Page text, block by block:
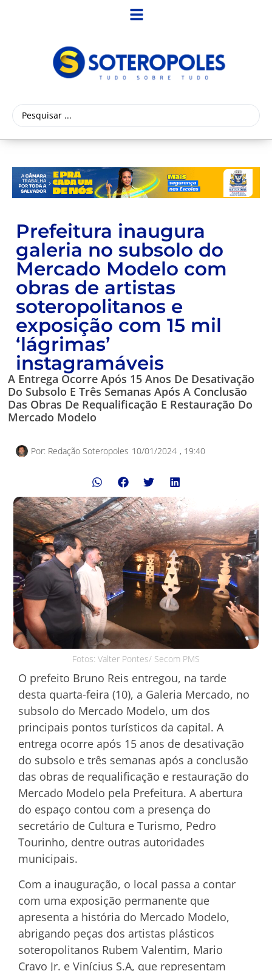
Prefeitura inaugura
galeria no subsolo do
Mercado Modelo com
obras de artistas
soteropolitanos e
exposição com 15 mil
‘lágrimas’
instagramáveis
A Entrega Ocorre Após 15 Anos De Desativação
Do Subsolo E Três Semanas Após A Conclusão
Das Obras De Requalificação E Restauração Do
Mercado Modelo
Por: Redação Soteropoles 10/01/2024 , 19:40
Fotos: Valter Pontes/ Secom PMS
O prefeito Bruno Reis entregou, na tarde
desta quarta-feira (10), a Galeria Mercado, no
subsolo do Mercado Modelo, um dos
principais pontos turísticos da capital. A
entrega ocorre após 15 anos de desativação
do subsolo e três semanas após a conclusão
das obras de requalificação e restauração do
Mercado Modelo pela Prefeitura. A abertura
do espaço contou com a presença do
secretário de Cultura e Turismo, Pedro
Tourinho, dentre outras autoridades
municipais.
Com a inauguração, o local passa a contar
com uma exposição permanente que
apresenta a história do Mercado Modelo,
abrigando peças dos artistas plásticos
soteropolitanos Rubem Valentim, Mario
Cravo Jr. e Vinícius S.A, que representam